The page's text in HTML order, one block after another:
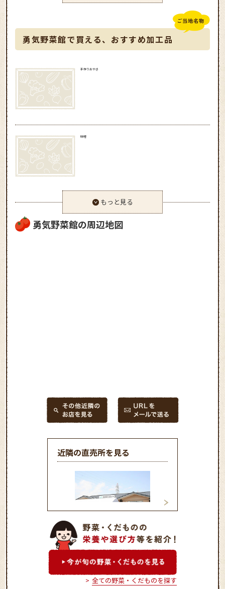
勇気野菜館で買える、おすすめ加工品
手作りおやき
味噌
もっと見る
勇気野菜館の周辺地図
近隣の直売所を見る
新鮮市場ききょう
ファーマーズガ
ちだ
全ての野菜・くだものを探す